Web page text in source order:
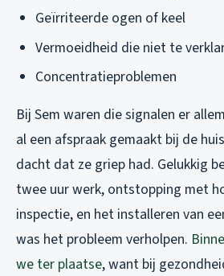
Geïrriteerde ogen of keel
Vermoeidheid die niet te
Concentratieproblemen
Bij Sem waren die signalen er
al een afspraak gemaakt bij de
dacht dat ze griep had. Gelukkig
twee uur werk, ontstopping met
inspectie, en het installeren van
was het probleem verholpen.
we ter plaatse, want bij